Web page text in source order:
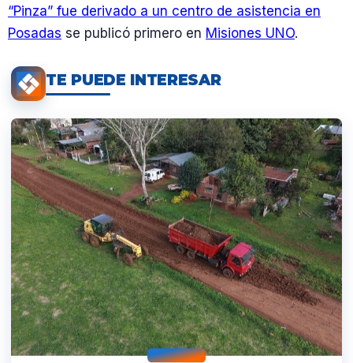
“Pinza” fue derivado a un centro de asistencia en
Posadas se publicó primero en Misiones UNO.
TE PUEDE INTERESAR